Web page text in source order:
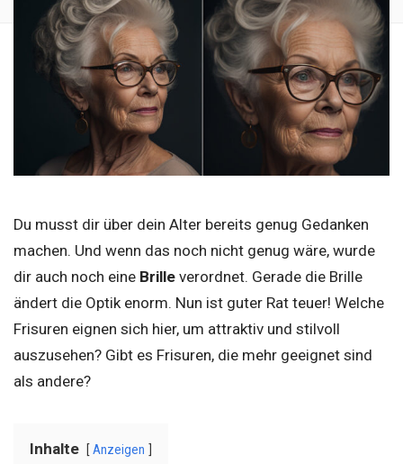
Du musst dir über dein Alter bereits genug Gedanken
machen. Und wenn das noch nicht genug wäre, wurde
dir auch noch eine Brille verordnet. Gerade die Brille
ändert die Optik enorm. Nun ist guter Rat teuer! Welche
Frisuren eignen sich hier, um attraktiv und stilvoll
auszusehen? Gibt es Frisuren, die mehr geeignet sind
als andere?
Inhalte Anzeigen